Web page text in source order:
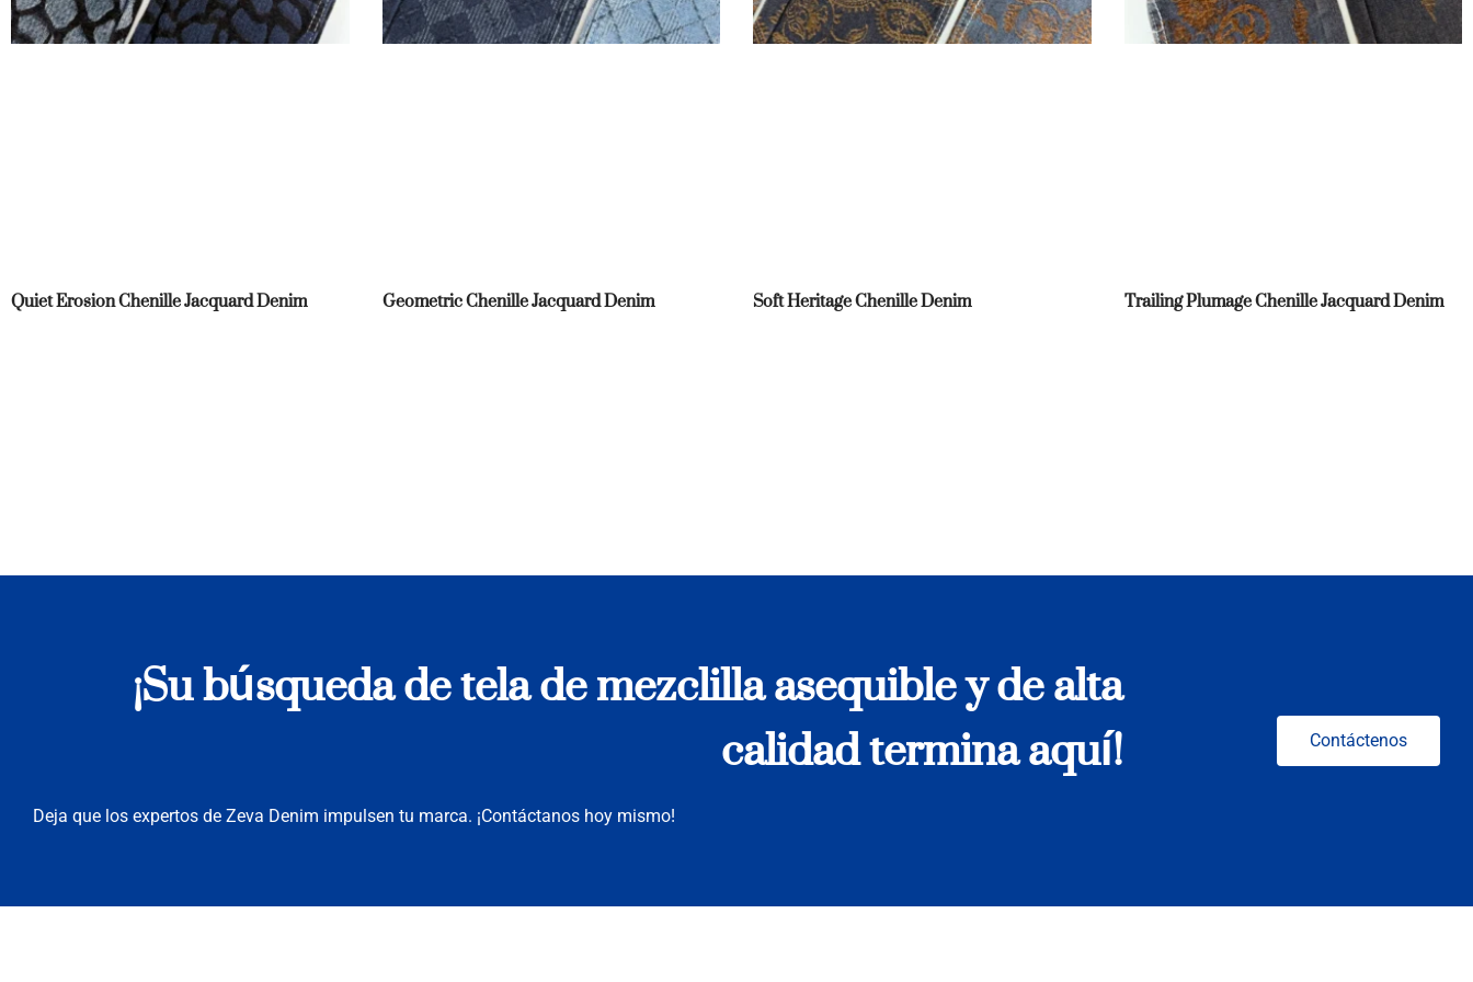
Quiet Erosion Chenille Jacquard Denim Geometric Chenille Jacquard Denim Soft Heritage Chenille Denim Trailing Plumage Chenille Jacquard Denim
¡Su búsqueda de tela de mezclilla asequible y de alta
calidad termina aquí!
Deja que los expertos de Zeva Denim impulsen tu marca. ¡Contáctanos hoy mismo!
Contáctenos